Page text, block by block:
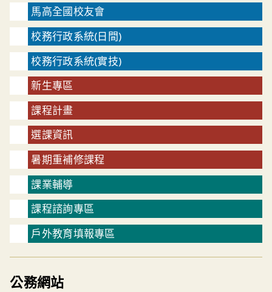
馬高全國校友會
校務行政系統(日間)
校務行政系統(實技)
新生專區
課程計畫
選課資訊
暑期重補修課程
課業輔導
課程諮詢專區
戶外教育填報專區
公務網站